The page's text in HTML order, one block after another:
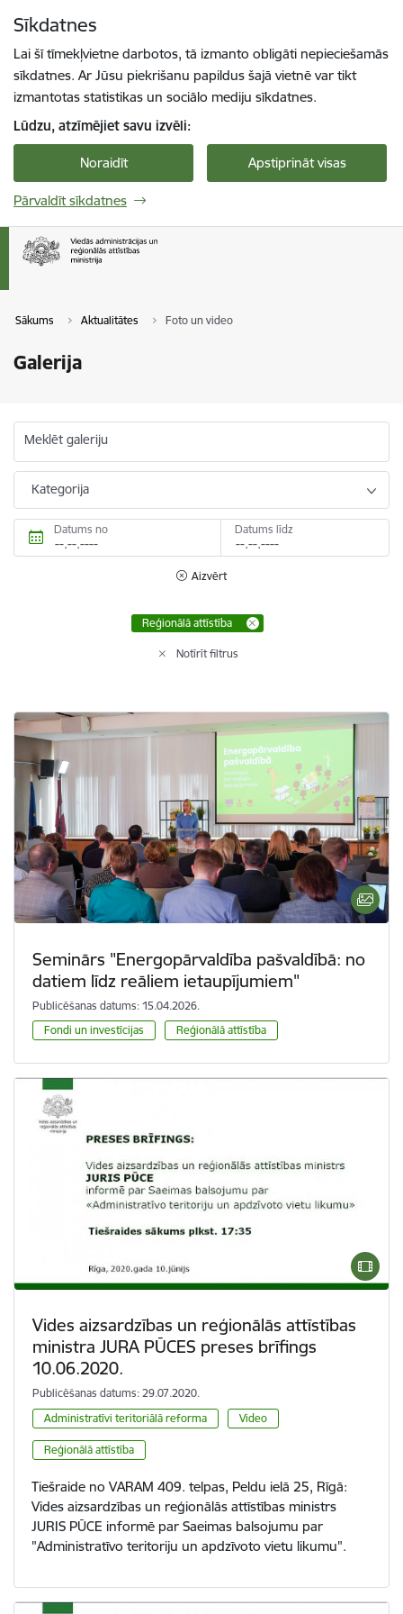
Sīkdatnes
Lai šī tīmekļvietne darbotos, tā izmanto obligāti nepieciešamās
sīkdatnes. Ar Jūsu piekrišanu papildus šajā vietnē var tikt
izmantotas statistikas un sociālo mediju sīkdatnes.
Lūdzu, atzīmējiet savu izvēli:
Noraidīt Apstiprināt visas
Pārvaldīt sīkdatnes
Sākums Aktualitātes Foto un video
Galerija
Meklēt galeriju
Kategorija
Datums no Datums līdz
Aizvērt
Reģionālā attīstība
Notīrīt filtrus
Seminārs "Energopārvaldība pašvaldībā: no
datiem līdz reāliem ietaupījumiem"
Publicēšanas datums: 15.04.2026.
Fondi un investīcijas
Reģionālā attīstība
Vides aizsardzības un reģionālās attīstības
ministra JURA PŪCES preses brīfings
10.06.2020.
Publicēšanas datums: 29.07.2020.
Administratīvi teritoriālā reforma
Video
Reģionālā attīstība
Tiešraide no VARAM 409. telpas, Peldu ielā 25, Rīgā:
Vides aizsardzības un reģionālās attīstības ministrs
JURIS PŪCE informē par Saeimas balsojumu par
"Administratīvo teritoriju un apdzīvoto vietu likumu".